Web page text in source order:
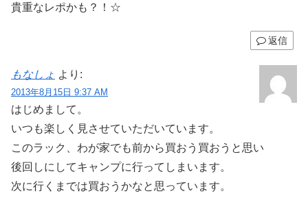
貴重なレポかも？！☆
返信
もなしょ より:
2013年8月15日 9:37 AM
はじめまして。
いつも楽しく見させていただいています。
このラック、わが家でも前から買おう買おうと思い
後回しにしてキャンプに行ってしまいます。
次に行くまでは買おうかなと思っています。